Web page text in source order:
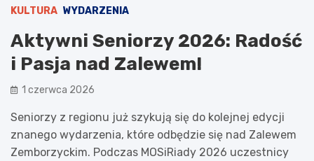
KULTURA WYDARZENIA
Aktywni Seniorzy 2026: Radość
i Pasja nad Zalewem!
1 czerwca 2026
Seniorzy z regionu już szykują się do kolejnej edycji
znanego wydarzenia, które odbędzie się nad Zalewem
Zemborzyckim. Podczas MOSiRiady 2026 uczestnicy